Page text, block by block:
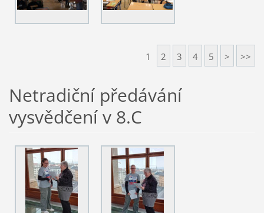
1 2 3 4 5 > >>
Netradiční předávání
vysvědčení v 8.C